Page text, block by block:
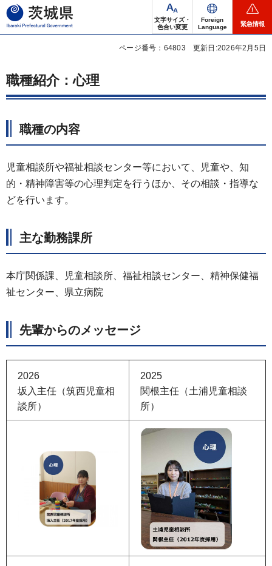
茨城県
文字サイズ・
色合い変更
Foreign
Language
緊急情報
ページ番号：64803 更新日:2026年2月5日
職種紹介：心理
職種の内容
児童相談所や福祉相談センター等において、児童や、知
的・精神障害等の心理判定を行うほか、その相談・指導な
どを行います。
主な勤務課所
本庁関係課、児童相談所、福祉相談センター、精神保健福
祉センター、県立病院
先輩からのメッセージ
2026
坂入主任（筑西児童相
談所）
2025
関根主任（土浦児童相談
所）